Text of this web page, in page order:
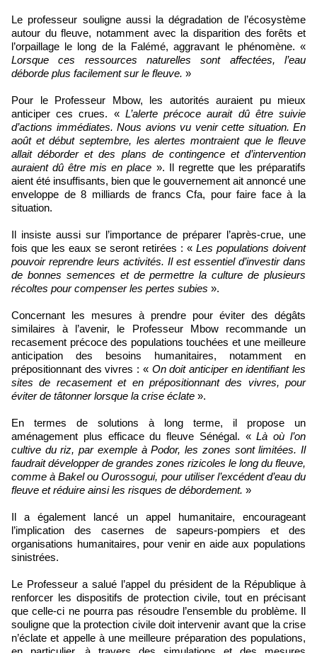
Le professeur souligne aussi la dégradation de l’écosystème
autour du fleuve, notamment avec la disparition des forêts et
l’orpaillage le long de la Falémé, aggravant le phénomène. «
Lorsque ces ressources naturelles sont affectées, l’eau
déborde plus facilement sur le fleuve. »
Pour le Professeur Mbow, les autorités auraient pu mieux
anticiper ces crues. « L’alerte précoce aurait dû être suivie
d’actions immédiates. Nous avions vu venir cette situation. En
août et début septembre, les alertes montraient que le fleuve
allait déborder et des plans de contingence et d’intervention
auraient dû être mis en place ». Il regrette que les préparatifs
aient été insuffisants, bien que le gouvernement ait annoncé une
enveloppe de 8 milliards de francs Cfa, pour faire face à la
situation.
Il insiste aussi sur l’importance de préparer l’après-crue, une
fois que les eaux se seront retirées : « Les populations doivent
pouvoir reprendre leurs activités. Il est essentiel d’investir dans
de bonnes semences et de permettre la culture de plusieurs
récoltes pour compenser les pertes subies ».
Concernant les mesures à prendre pour éviter des dégâts
similaires à l’avenir, le Professeur Mbow recommande un
recasement précoce des populations touchées et une meilleure
anticipation des besoins humanitaires, notamment en
prépositionnant des vivres : « On doit anticiper en identifiant les
sites de recasement et en prépositionnant des vivres, pour
éviter de tâtonner lorsque la crise éclate ».
En termes de solutions à long terme, il propose un
aménagement plus efficace du fleuve Sénégal. «Là où l’on
cultive du riz, par exemple à Podor, les zones sont limitées. Il
faudrait développer de grandes zones rizicoles le long du fleuve,
comme à Bakel ou Ourossogui, pour utiliser l’excédent d’eau du
fleuve et réduire ainsi les risques de débordement. »
Il a également lancé un appel humanitaire, encourageant
l’implication des casernes de sapeurs-pompiers et des
organisations humanitaires, pour venir en aide aux populations
sinistrées.
Le Professeur a salué l’appel du président de la République à
renforcer les dispositifs de protection civile, tout en précisant
que celle-ci ne pourra pas résoudre l’ensemble du problème. Il
souligne que la protection civile doit intervenir avant que la crise
n’éclate et appelle à une meilleure préparation des populations,